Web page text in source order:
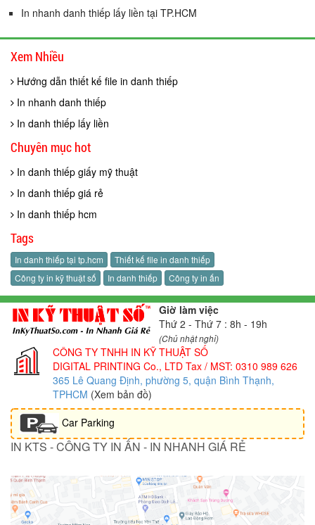
In nhanh danh thiếp lấy liền tại TP.HCM
Xem Nhiều
Hướng dẫn thiết kế file in danh thiếp
In nhanh danh thiếp
In danh thiếp lấy liền
Chuyên mục hot
In danh thiếp giấy mỹ thuật
In danh thiếp giá rẻ
In danh thiếp hcm
Tags
In danh thiếp tại tp.hcm
Thiết kế file in danh thiếp
Công ty in kỹ thuật số
In danh thiếp Công ty in ấn
Giờ làm việc
Thứ 2 - Thứ 7 : 8h - 19h
(Chủ nhật nghỉ)
CÔNG TY TNHH IN KỸ THUẬT SỐ
DIGITAL PRINTING Co., LTD Tax / MST: 0310 989 626
365 Lê Quang Định, phường 5, quận Bình Thạnh,
TPHCM (Xem bản đồ)
Car Parking
IN KTS - CÔNG TY IN ẤN - IN NHANH GIÁ RẺ